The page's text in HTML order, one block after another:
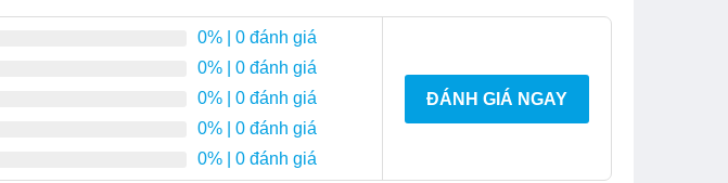
0% | 0 đánh giá
0% | 0 đánh giá
0% | 0 đánh giá
0% | 0 đánh giá
0% | 0 đánh giá
ĐÁNH GIÁ NGAY